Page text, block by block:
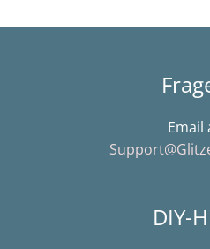
Email
DIY-